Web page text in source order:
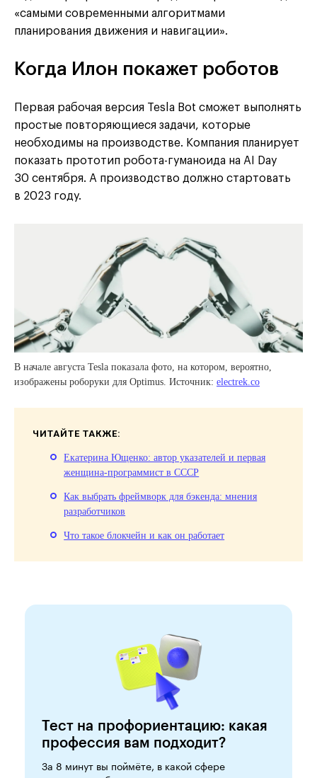
«самыми современными алгоритмами
планирования движения и навигации».
Когда Илон покажет роботов
Первая рабочая версия Tesla Bot сможет выполнять
простые повторяющиеся задачи, которые
необходимы на производстве. Компания планирует
показать прототип робота-гуманоида на AI Day
30 сентября. А производство должно стартовать
в 2023 году.
В начале августа Tesla показала фото, на котором, вероятно,
изображены роборуки для Optimus. Источник: electrek.co
ЧИТАЙТЕ ТАКЖЕ:
Екатерина Ющенко: автор указателей и первая
женщина-программист в СССР
Как выбрать фреймворк для бэкенда: мнения
разработчиков
Что такое блокчейн и как он работает
Тест на профориентацию: какая
профессия вам подходит?
За 8 минут вы поймёте, в какой сфере